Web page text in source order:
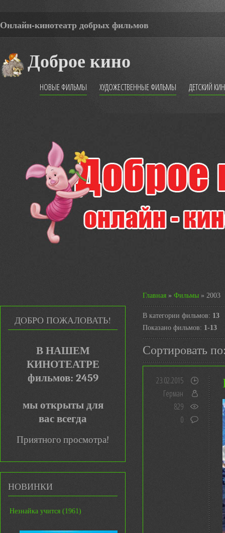
Онлайн-кинотеатр добрых фильмов
Доброе кино
НОВЫЕ ФИЛЬМЫ ХУДОЖЕСТВЕННЫЕ ФИЛЬМЫ ДЕТСКИЙ
ДОБРО ПОЖАЛОВАТЬ!
В НАШЕМ
КИНОТЕАТРЕ
фильмов: 2459
мы открыты для
вас всегда
Приятного просмотра!
НОВИНКИ
Незнайка учится (1961)
Главная » Фильмы » 2003
В категории фильмов: 13
Показано фильмов: 1-13
Сортировать по
23.02.2015
Герман
829
0